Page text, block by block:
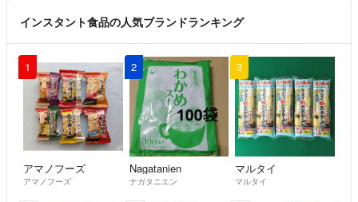
インスタント食品の人気ブランドランキング
1
アマノフーズ
アマノフーズ
2
Nagatanien
ナガタニエン
3
マルタイ
マルタイ